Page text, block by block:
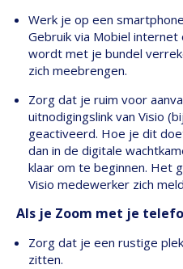
Werk je op een
Gebruik via Mobiel
wordt met je bundel
zich meebrengen.
Zorg dat je ruim voor
uitnodigingslink van Visio
geactiveerd. Hoe je dit
dan in de digitale
klaar om te beginnen. Het
Visio medewerker zich
Als je Zoom met je
Zorg dat je een rustige
zitten.